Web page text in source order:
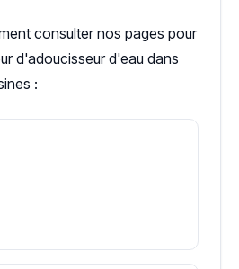
consulter nos pages pour
d'adoucisseur d'eau dans
: